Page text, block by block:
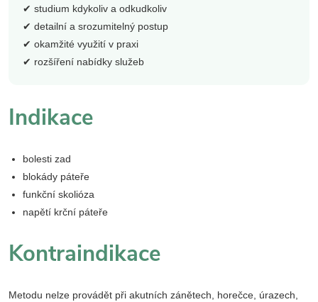
✔ studium kdykoliv a odkudkoliv
✔ detailní a srozumitelný postup
✔ okamžité využití v praxi
✔ rozšíření nabídky služeb
Indikace
bolesti zad
blokády páteře
funkční skolióza
napětí krční páteře
Kontraindikace
Metodu nelze provádět při akutních zánětech, horečce, úrazech,